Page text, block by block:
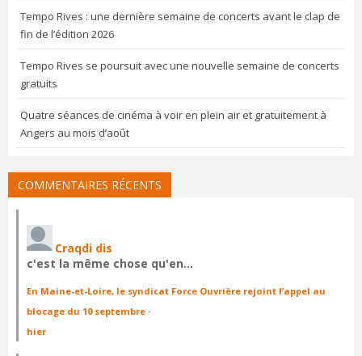
Tempo Rives : une dernière semaine de concerts avant le clap de
fin de l’édition 2026
Tempo Rives se poursuit avec une nouvelle semaine de concerts
gratuits
Quatre séances de cinéma à voir en plein air et gratuitement à
Angers au mois d’août
COMMENTAIRES RÉCENTS
Craqdi dis
c'est la même chose qu'en…
En Maine-et-Loire, le syndicat Force Ouvrière rejoint l’appel au
blocage du 10 septembre ·
hier